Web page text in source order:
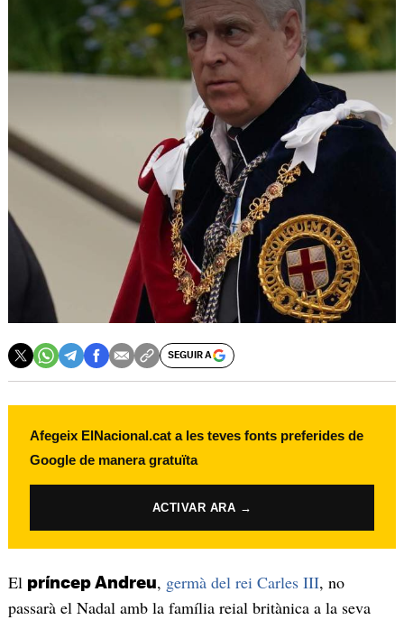
SEGUIR A
Afegeix ElNacional.cat a les teves fonts preferides de
Google de manera gratuïta
ACTIVAR ARA →
El príncep Andreu, germà del rei Carles III, no
passarà el Nadal amb la família reial britànica a la seva